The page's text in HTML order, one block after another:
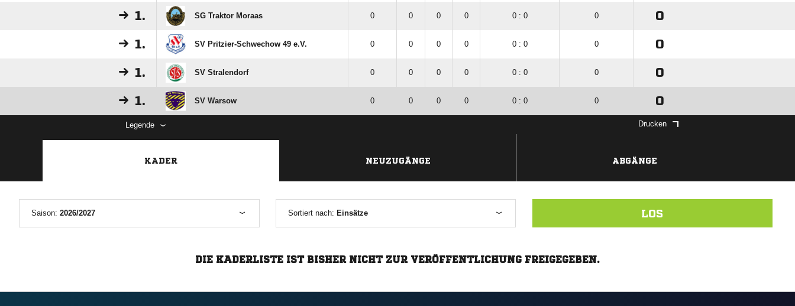
1. SG Traktor Moraas 0 0 0 0 0 : 0 0 0
1. SV Pritzier-Schwechow 49 e.V. 0 0 0 0 0 : 0 0 0
1. SV Stralendorf 0 0 0 0 0 : 0 0 0
1. SV Warsow 0 0 0 0 0 : 0 0 0
Legende Drucken
KADER NEUZUGÄNGE ABGÄNGE
Saison: 2026/2027 Sortiert nach: Einsätze LOS
DIE KADERLISTE IST BISHER NICHT ZUR VERÖFFENTLICHUNG FREIGEGEBEN.